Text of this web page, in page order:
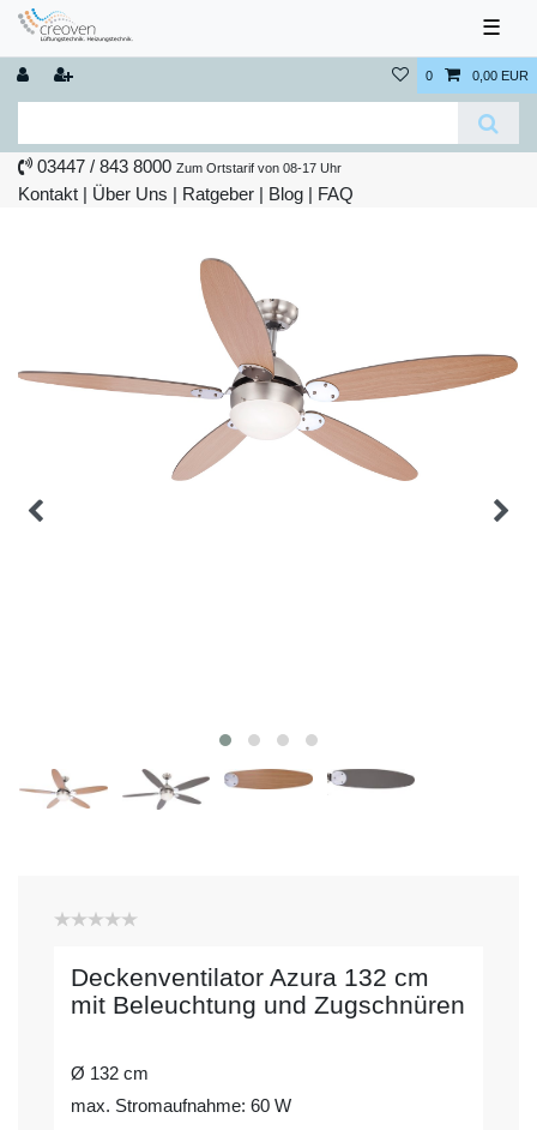
☰
0 0,00 EUR
03447 / 843 8000 Zum Ortstarif von 08-17 Uhr
Kontakt | Über Uns | Ratgeber | Blog | FAQ
Deckenventilator Azura 132 cm
mit Beleuchtung und Zugschnüren
Ø 132 cm
max. Stromaufnahme: 60 W